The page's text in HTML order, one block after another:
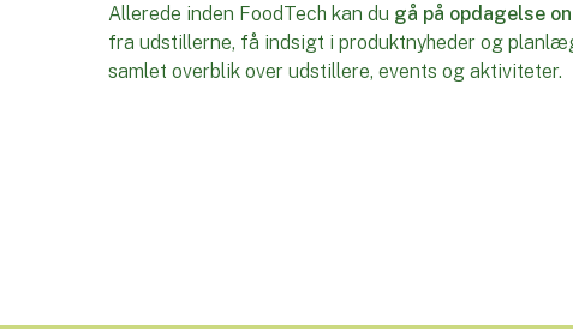
Allerede inden FoodTech kan du gå på opdagelse
fra udstillerne, få indsigt i produktnyheder og
samlet overblik over udstillere, events og aktiviteter.